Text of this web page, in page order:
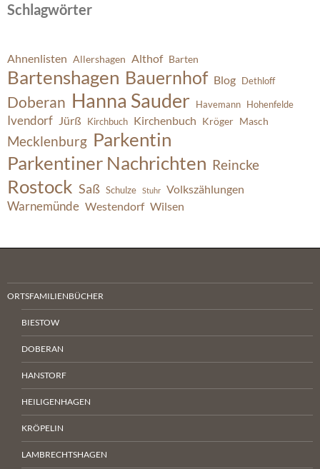
Schlagwörter
Ahnenlisten Allershagen Althof Barten
Bartenshagen Bauernhof Blog Dethloff
Doberan Hanna Sauder Havemann Hohenfelde
Ivendorf Jürß Kirchbuch Kirchenbuch Kröger Masch
Mecklenburg Parkentin
Parkentiner Nachrichten Reincke
Rostock Saß Schulze Stuhr Volkszählungen
Warnemünde Westendorf Wilsen
ORTSFAMILIENBÜCHER
BIESTOW
DOBERAN
HANSTORF
HEILIGENHAGEN
KRÖPELIN
LAMBRECHTSHAGEN